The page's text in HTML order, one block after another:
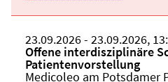
Beginn:
23.09.2026Ende und
- 23.09.2026,
Veranstaltungstitel:
Offene interdisziplinäre
Patientenvorstellung
Veranstaltungsort:
Medicoleo am Potsdamer